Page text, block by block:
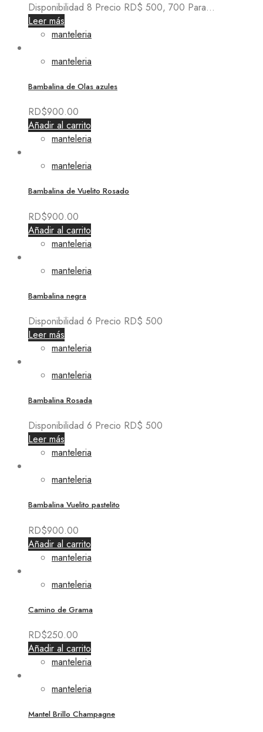
Disponibilidad 8 Precio RD$ 500, 700 Para...
Leer más
manteleria
manteleria
Bambalina de Olas azules
RD$900.00
Añadir al carrito
manteleria
manteleria
Bambalina de Vuelito Rosado
RD$900.00
Añadir al carrito
manteleria
manteleria
Bambalina negra
Disponibilidad 6 Precio RD$ 500
Leer más
manteleria
manteleria
Bambalina Rosada
Disponibilidad 6 Precio RD$ 500
Leer más
manteleria
manteleria
Bambalina Vuelito pastelito
RD$900.00
Añadir al carrito
manteleria
manteleria
Camino de Grama
RD$250.00
Añadir al carrito
manteleria
manteleria
Mantel Brillo Champagne